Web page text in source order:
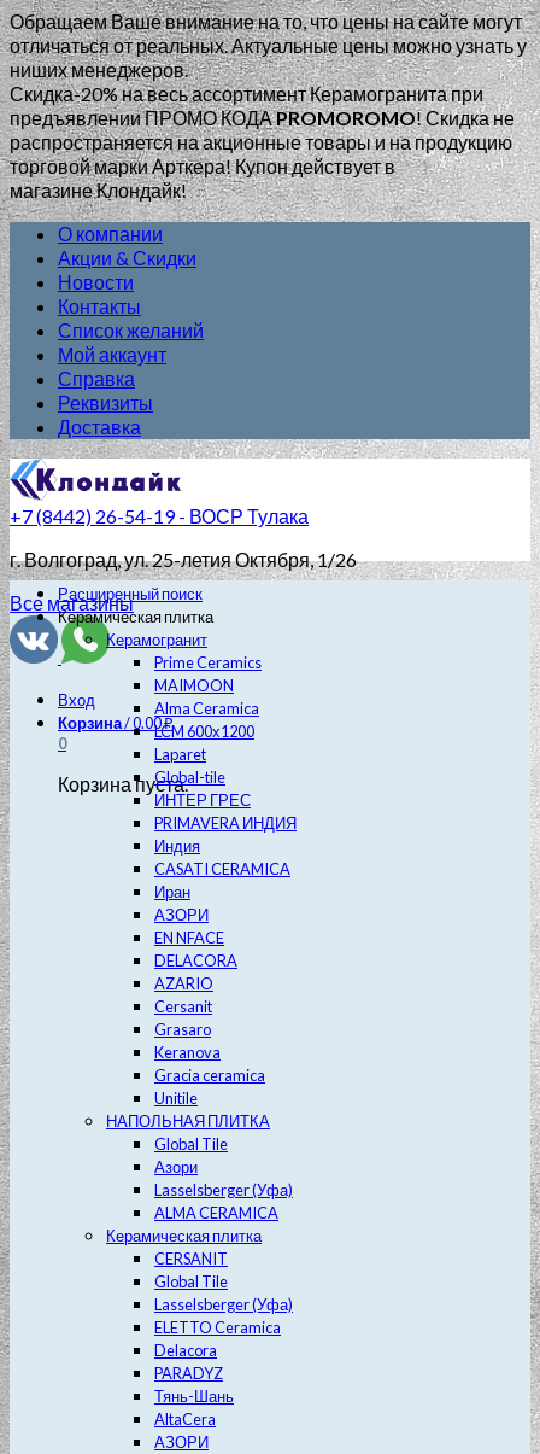
Обращаем Ваше внимание на то, что цены на сайте могут
отличаться от реальных. Актуальные цены можно узнать у
ниших менеджеров.
Скидка-20% на весь ассортимент Керамогранита при
предъявлении ПРОМО КОДАPROMOROMO!Скидка не
распространяется на акционные товары и на продукцию
торговой марки Арткера! Купон действует в
магазине Клондайк!
О компании
Акции & Скидки
Новости
Контакты
Список желаний
Мой аккаунт
Справка
Реквизиты
Доставка
+7 (8442) 26-54-19 - ВОСР Тулака
г. Волгоград, ул. 25-летия Октября, 1/26
Все магазины
Вход
Корзина/0.00₽
0
Корзина пуста.
Расширенный поиск
Керамическая плитка
Керамогранит
Prime Ceramics
MAIMOON
Alma Ceramica
LCM 600х1200
Laparet
Global-tile
ИНТЕР ГРЕС
PRIMAVERA ИНДИЯ
Индия
CASATI CERAMICA
Иран
АЗОРИ
EN NFACE
DELACORA
AZARIO
Cersanit
Grasaro
Keranova
Gracia ceramica
Unitile
НАПОЛЬНАЯ ПЛИТКА
Global Tile
Азори
Lasselsberger (Уфа)
ALMA CERAMICA
Керамическая плитка
CERSANIT
Global Tile
Lasselsberger (Уфа)
ELETTO Ceramica
Delacora
PARADYZ
Тянь-Шань
AltaCera
АЗОРИ